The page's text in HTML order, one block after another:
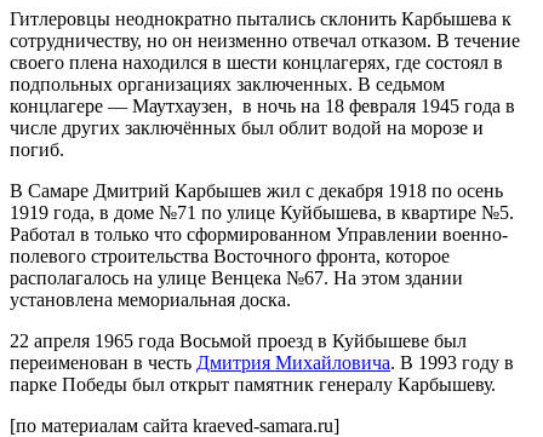
Гитлеровцы неоднократно пытались склонить Карбышева к
сотрудничеству, но он неизменно отвечал отказом. В течение
своего плена находился в шести концлагерях, где состоял в
подпольных организациях заключенных. В седьмом
концлагере — Маутхаузен, в ночь на 18 февраля 1945 года в
числе других заключённых был облит водой на морозе и
погиб.
В Самаре Дмитрий Карбышев жил с декабря 1918 по осень
1919 года, в доме №71 по улице Куйбышева, в квартире №5.
Работал в только что сформированном Управлении военно-
полевого строительства Восточного фронта, которое
располагалось на улице Венцека №67. На этом здании
установлена мемориальная доска.
22 апреля 1965 года Восьмой проезд в Куйбышеве был
переименован в честь Дмитрия Михайловича. В 1993 году в
парке Победы был открыт памятник генералу Карбышеву.
[по материалам сайта kraeved-samara.ru]